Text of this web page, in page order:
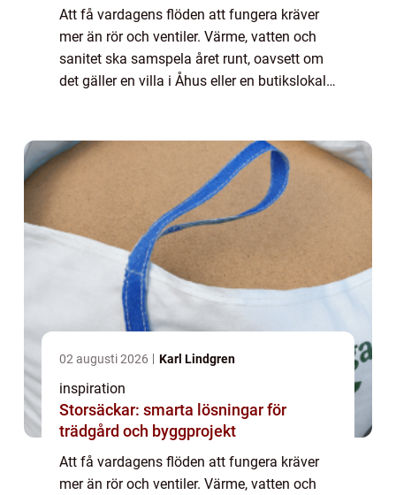
Att få vardagens flöden att fungera kräver
mer än rör och ventiler. Värme, vatten och
sanitet ska samspela året runt, oavsett om
det gäller en villa i Åhus eller en butikslokal i
02 augusti 2026 Karl Lindgren
inspiration
Storsäckar: smarta lösningar för
trädgård och byggprojekt
Att få vardagens flöden att fungera kräver
mer än rör och ventiler. Värme, vatten och